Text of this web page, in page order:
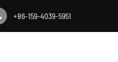
+86-159-4039-5951